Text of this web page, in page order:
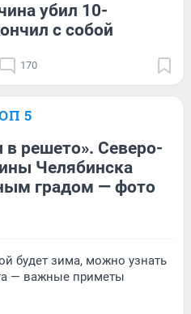
убил 10-
с собой
170
5
решето». Северо-
Челябинска
градом — фото
будет зима, можно узнать
— важные приметы